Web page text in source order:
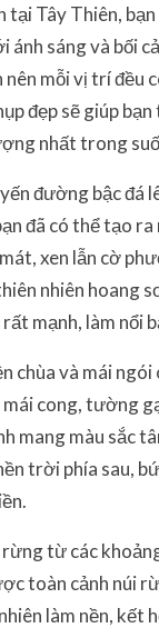
tại Tây Thiên,
ánh sáng và bối
mỗi vị trí đều
đẹp sẽ giúp
nhất trong
đường bậc
đã có thể tạo
xen lẫn cờ
nhiên hoang
mạnh, làm nổi
chùa và mái
cong, tường
mang màu sắc
trời phía sau,
từ các
toàn cảnh núi
làm nền,